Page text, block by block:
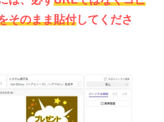
そのまま貼付してくださ